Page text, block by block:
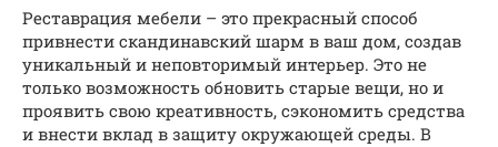
Реставрация мебели – это прекрасный способ
привнести скандинавский шарм в ваш дом, создав
уникальный и неповторимый интерьер. Это не
только возможность обновить старые вещи, но и
проявить свою креативность, сэкономить средства
и внести вклад в защиту окружающей среды. В